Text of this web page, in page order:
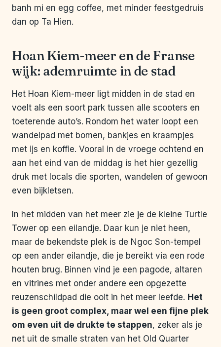
banh mi en egg coffee, met minder feestgedruis
dan op Ta Hien.
Hoan Kiem-meer en de Franse
wijk: ademruimte in de stad
Het Hoan Kiem-meer ligt midden in de stad en
voelt als een soort park tussen alle scooters en
toeterende auto’s. Rondom het water loopt een
wandelpad met bomen, bankjes en kraampjes
met ijs en koffie. Vooral in de vroege ochtend en
aan het eind van de middag is het hier gezellig
druk met locals die sporten, wandelen of gewoon
even bijkletsen.
In het midden van het meer zie je de kleine Turtle
Tower op een eilandje. Daar kun je niet heen,
maar de bekendste plek is de Ngoc Son-tempel
op een ander eilandje, die je bereikt via een rode
houten brug. Binnen vind je een pagode, altaren
en vitrines met onder andere een opgezette
reuzenschildpad die ooit in het meer leefde. Het
is geen groot complex, maar wel een fijne plek
om even uit de drukte te stappen, zeker als je
net uit de smalle straten van het Old Quarter